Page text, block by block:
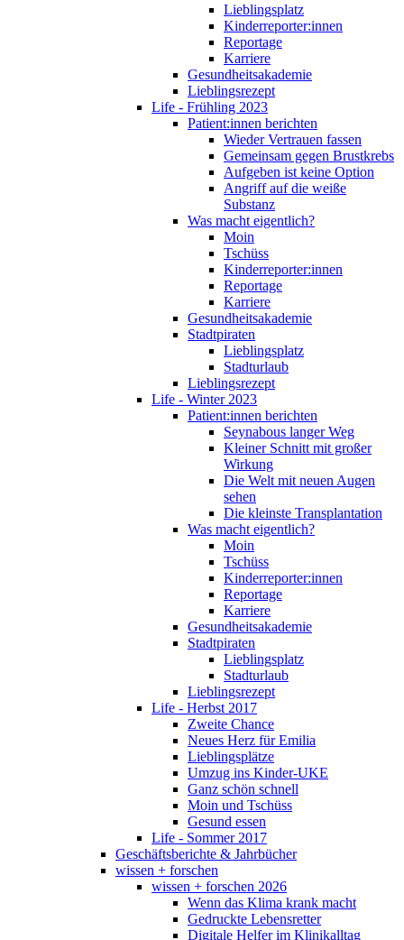
Lieblingsplatz
Kinderreporter:innen
Reportage
Karriere
Gesundheitsakademie
Lieblingsrezept
Life - Frühling 2023
Patient:innen berichten
Wieder Vertrauen fassen
Gemeinsam gegen Brustkrebs
Aufgeben ist keine Option
Angriff auf die weiße
Substanz
Was macht eigentlich?
Moin
Tschüss
Kinderreporter:innen
Reportage
Karriere
Gesundheitsakademie
Stadtpiraten
Lieblingsplatz
Stadturlaub
Lieblingsrezept
Life - Winter 2023
Patient:innen berichten
Seynabous langer Weg
Kleiner Schnitt mit großer
Wirkung
Die Welt mit neuen Augen
sehen
Die kleinste Transplantation
Was macht eigentlich?
Moin
Tschüss
Kinderreporter:innen
Reportage
Karriere
Gesundheitsakademie
Stadtpiraten
Lieblingsplatz
Stadturlaub
Lieblingsrezept
Life - Herbst 2017
Zweite Chance
Neues Herz für Emilia
Lieblingsplätze
Umzug ins Kinder-UKE
Ganz schön schnell
Moin und Tschüss
Gesund essen
Life - Sommer 2017
Geschäftsberichte & Jahrbücher
wissen + forschen
wissen + forschen 2026
Wenn das Klima krank macht
Gedruckte Lebensretter
Digitale Helfer im Klinikalltag